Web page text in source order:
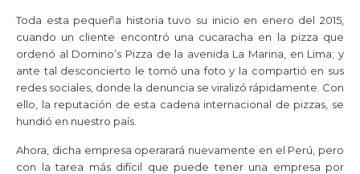
Toda esta pequeña historia tuvo su inicio en enero del 2015,
cuando un cliente encontró una cucaracha en la pizza que
ordenó al Domino’s Pizza de la avenida La Marina, en Lima; y
ante tal desconcierto le tomó una foto y la compartió en sus
redes sociales, donde la denuncia se viralizó rápidamente. Con
ello, la reputación de esta cadena internacional de pizzas, se
hundió en nuestro país.
Ahora, dicha empresa operarará nuevamente en el Perú, pero
con la tarea más difícil que puede tener una empresa por